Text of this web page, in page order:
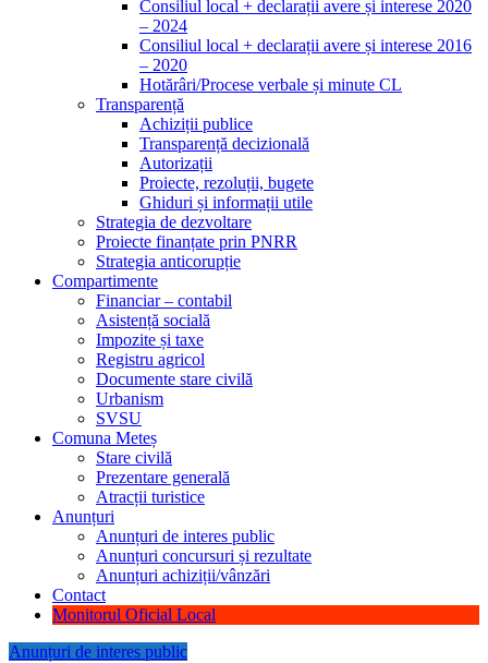
Consiliul local + declarații avere și interese 2020
– 2024
Consiliul local + declarații avere și interese 2016
– 2020
Hotărâri/Procese verbale și minute CL
Transparență
Achiziții publice
Transparență decizională
Autorizații
Proiecte, rezoluții, bugete
Ghiduri și informații utile
Strategia de dezvoltare
Proiecte finanțate prin PNRR
Strategia anticorupție
Compartimente
Financiar – contabil
Asistență socială
Impozite și taxe
Registru agricol
Documente stare civilă
Urbanism
SVSU
Comuna Meteș
Stare civilă
Prezentare generală
Atracții turistice
Anunțuri
Anunțuri de interes public
Anunțuri concursuri și rezultate
Anunțuri achiziții/vânzări
Contact
Monitorul Oficial Local
Anunțuri de interes public